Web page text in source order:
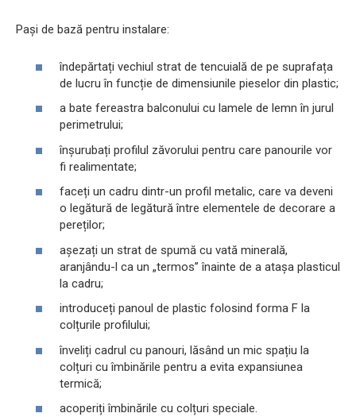
Pași de bază pentru instalare:
îndepărtați vechiul strat de tencuială de pe suprafața
de lucru în funcție de dimensiunile pieselor din plastic;
a bate fereastra balconului cu lamele de lemn în jurul
perimetrului;
înșurubați profilul zăvorului pentru care panourile vor
fi realimentate;
faceți un cadru dintr-un profil metalic, care va deveni
o legătură de legătură între elementele de decorare a
pereților;
așezați un strat de spumă cu vată minerală,
aranjându-l ca un „termos” înainte de a atașa plasticul
la cadru;
introduceți panoul de plastic folosind forma F la
colțurile profilului;
înveliți cadrul cu panouri, lăsând un mic spațiu la
colțuri cu îmbinările pentru a evita expansiunea
termică;
acoperiți îmbinările cu colțuri speciale.